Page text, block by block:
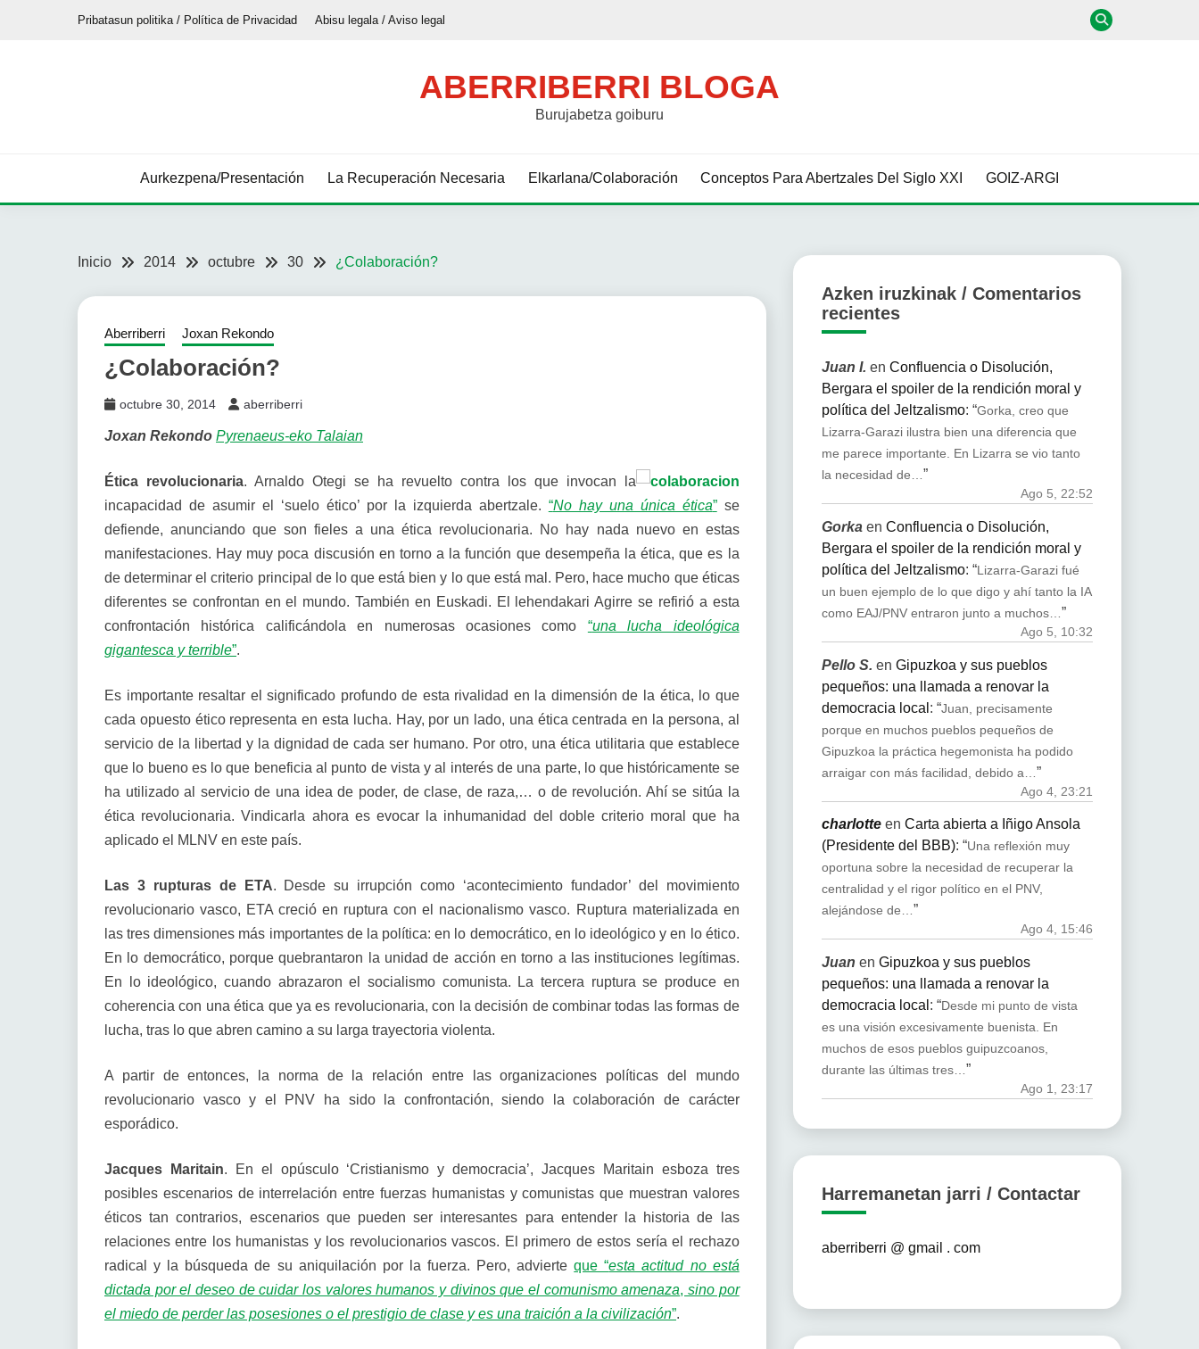
Pribatasun politika / Política de Privacidad Abisu legala / Aviso legal
ABERRIBERRI BLOGA
Burujabetza goiburu
Aurkezpena/Presentación La Recuperación Necesaria Elkarlana/Colaboración Conceptos Para Abertzales Del Siglo XXI GOIZ-ARGI
Inicio 2014 octubre 30 ¿Colaboración?
Aberriberri Joxan Rekondo
¿Colaboración?
octubre 30, 2014 aberriberri
Joxan Rekondo Pyrenaeus-eko Talaian
Ética revolucionaria. Arnaldo Otegi se ha revuelto contra los que invocan la
incapacidad de asumir el ‘suelo ético’ por la izquierda abertzale. “No hay una única ética”se
defiende, anunciando que son fieles a una ética revolucionaria. No hay nada nuevo en estas
manifestaciones. Hay muy poca discusión en torno a la función que desempeña la ética, que es la
de determinar el criterio principal de lo que está bien y lo que está mal. Pero, hace mucho que éticas
diferentes se confrontan en el mundo. También en Euskadi. El lehendakari Agirre se refirió a esta
confrontación histórica calificándola en numerosas ocasiones como “una lucha ideológica
gigantesca y terrible”.
Es importante resaltar el significado profundo de esta rivalidad en la dimensión de la ética, lo que
cada opuesto ético representa en esta lucha. Hay, por un lado, una ética centrada en la persona, al
servicio de la libertad y la dignidad de cada ser humano. Por otro, una ética utilitaria que establece
que lo bueno es lo que beneficia al punto de vista y al interés de una parte, lo que históricamente se
ha utilizado al servicio de una idea de poder, de clase, de raza,… o de revolución. Ahí se sitúa la
ética revolucionaria. Vindicarla ahora es evocar la inhumanidad del doble criterio moral que ha
aplicado el MLNV en este país.
Las 3 rupturas de ETA. Desde su irrupción como ‘acontecimiento fundador’ del movimiento
revolucionario vasco, ETA creció en ruptura con el nacionalismo vasco. Ruptura materializada en
las tres dimensiones más importantes de la política: en lo democrático, en lo ideológico y en lo ético.
En lo democrático, porque quebrantaron la unidad de acción en torno a las instituciones legítimas.
En lo ideológico, cuando abrazaron el socialismo comunista. La tercera ruptura se produce en
coherencia con una ética que ya es revolucionaria, con la decisión de combinar todas las formas de
lucha, tras lo que abren camino a su larga trayectoria violenta.
A partir de entonces, la norma de la relación entre las organizaciones políticas del mundo
revolucionario vasco y el PNV ha sido la confrontación, siendo la colaboración de carácter
esporádico.
Jacques Maritain. En el opúsculo ‘Cristianismo y democracia’, Jacques Maritain esboza tres
posibles escenarios de interrelación entre fuerzas humanistas y comunistas que muestran valores
éticos tan contrarios, escenarios que pueden ser interesantes para entender la historia de las
relaciones entre los humanistas y los revolucionarios vascos. El primero de estos sería el rechazo
radical y la búsqueda de su aniquilación por la fuerza. Pero, advierteque “esta actitud no está
dictada por el deseo de cuidar los valores humanos y divinos que el comunismo amenaza, sino por
el miedo de perder las posesiones o el prestigio de clase y es una traición a la civilización”.
Azken iruzkinak / Comentarios
recientes
Juan I. en Confluencia o Disolución,
Bergara el spoiler de la rendición moral y
política del Jeltzalismo: “Gorka, creo que
Lizarra-Garazi ilustra bien una diferencia que
me parece importante. En Lizarra se vio tanto
la necesidad de…”
Ago 5, 22:52
Gorkaen Confluencia o Disolución,
Bergara el spoiler de la rendición moral y
política del Jeltzalismo: “Lizarra-Garazi fué
un buen ejemplo de lo que digo y ahí tanto la IA
como EAJ/PNV entraron junto a muchos… ”
Ago 5, 10:32
Pello S. en Gipuzkoa y sus pueblos
pequeños: una llamada a renovar la
democracia local : “Juan, precisamente
porque en muchos pueblos pequeños de
Gipuzkoa la práctica hegemonista ha podido
arraigar con más facilidad, debido a… ”
Ago 4, 23:21
charlotteen Carta abierta a Iñigo Ansola
(Presidente del BBB): “Una reflexión muy
oportuna sobre la necesidad de recuperar la
centralidad y el rigor político en el PNV,
alejándose de…”
Ago 4, 15:46
Juan en Gipuzkoa y sus pueblos
pequeños: una llamada a renovar la
democracia local : “Desde mi punto de vista
es una visión excesivamente buenista. En
muchos de esos pueblos guipuzcoanos,
durante las últimas tres…”
Ago 1, 23:17
Harremanetan jarri / Contactar
aberriberri @ gmail . com